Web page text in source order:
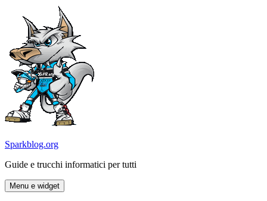
contenuto
Sparkblog.org
Guide e trucchi informatici per tutti
Menu e widget